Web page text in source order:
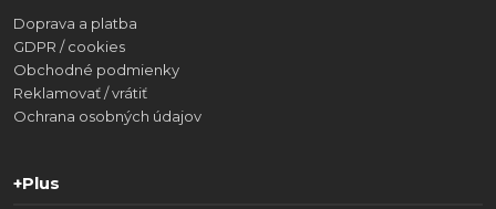
Doprava a platba
GDPR / cookies
Obchodné podmienky
Reklamovať / vrátiť
Ochrana osobných údajov
+Plus